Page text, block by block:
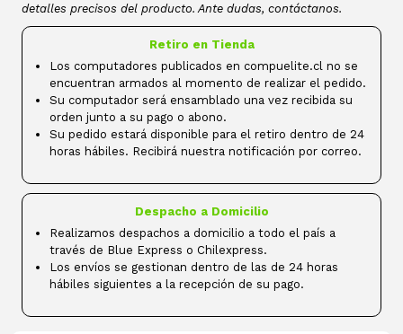
detalles precisos del producto. Ante dudas, contáctanos.
Retiro en Tienda
Los computadores publicados en compuelite.cl no se
encuentran armados al momento de realizar el pedido.
Su computador será ensamblado una vez recibida su
orden junto a su pago o abono.
Su pedido estará disponible para el retiro dentro de 24
horas hábiles. Recibirá nuestra notificación por correo.
Despacho a Domicilio
Realizamos despachos a domicilio a todo el país a
través de Blue Express o Chilexpress.
Los envíos se gestionan dentro de las de 24 horas
hábiles siguientes a la recepción de su pago.